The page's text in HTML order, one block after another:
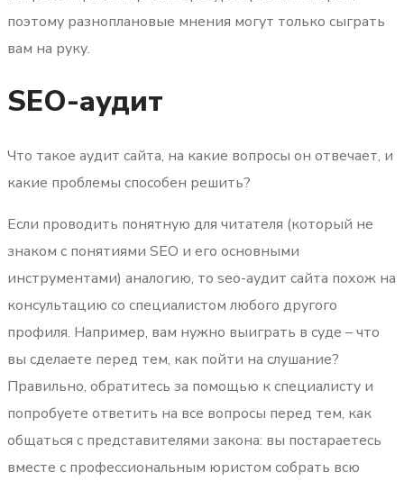
поэтому разноплановые мнения могут только сыграть
вам на руку.
SEO-аудит
Что такое аудит сайта, на какие вопросы он отвечает, и
какие проблемы способен решить?
Если проводить понятную для читателя (который не
знаком с понятиями SEO и его основными
инструментами) аналогию, то seo-аудит сайта похож на
консультацию со специалистом любого другого
профиля. Например, вам нужно выиграть в суде – что
вы сделаете перед тем, как пойти на слушание?
Правильно, обратитесь за помощью к специалисту и
попробуете ответить на все вопросы перед тем, как
общаться с представителями закона: вы постараетесь
вместе с профессиональным юристом собрать всю